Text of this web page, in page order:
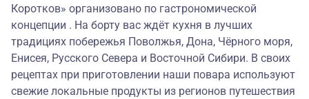
Коротков» организовано по гастрономической
концепции . На борту вас ждёт кухня в лучших
традициях побережья Поволжья, Дона, Чёрного моря,
Енисея, Русского Севера и Восточной Сибири. В своих
рецептах при приготовлении наши повара используют
свежие локальные продукты из регионов путешествия